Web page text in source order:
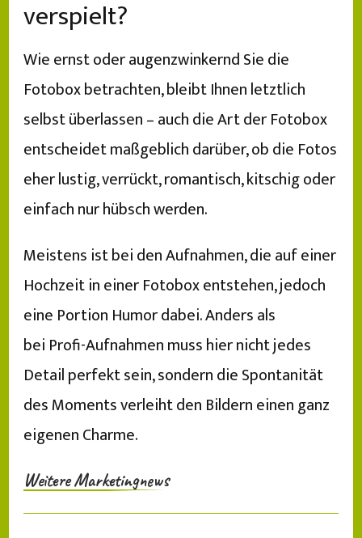
verspielt?
Wie ernst oder augenzwinkernd Sie die
Fotobox betrachten, bleibt Ihnen letztlich
selbst überlassen – auch die Art der Fotobox
entscheidet maßgeblich darüber, ob die Fotos
eher lustig, verrückt, romantisch, kitschig oder
einfach nur hübsch werden.
Meistens ist bei den Aufnahmen, die auf einer
Hochzeit in einer Fotobox entstehen, jedoch
eine Portion Humor dabei. Anders als
bei Profi-Aufnahmen muss hier nicht jedes
Detail perfekt sein, sondern die Spontanität
des Moments verleiht den Bildern einen ganz
eigenen Charme.
Weitere Marketingnews